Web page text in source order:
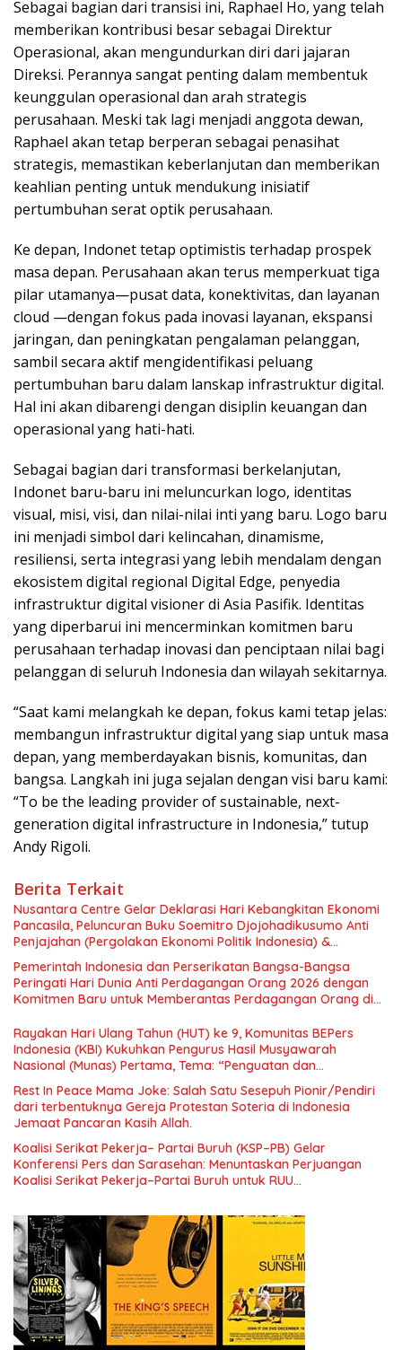
Sebagai bagian dari transisi ini, Raphael Ho, yang telah
memberikan kontribusi besar sebagai Direktur
Operasional, akan mengundurkan diri dari jajaran
Direksi. Perannya sangat penting dalam membentuk
keunggulan operasional dan arah strategis
perusahaan. Meski tak lagi menjadi anggota dewan,
Raphael akan tetap berperan sebagai penasihat
strategis, memastikan keberlanjutan dan memberikan
keahlian penting untuk mendukung inisiatif
pertumbuhan serat optik perusahaan.
Ke depan, Indonet tetap optimistis terhadap prospek
masa depan. Perusahaan akan terus memperkuat tiga
pilar utamanya—pusat data, konektivitas, dan layanan
cloud —dengan fokus pada inovasi layanan, ekspansi
jaringan, dan peningkatan pengalaman pelanggan,
sambil secara aktif mengidentifikasi peluang
pertumbuhan baru dalam lanskap infrastruktur digital.
Hal ini akan dibarengi dengan disiplin keuangan dan
operasional yang hati-hati.
Sebagai bagian dari transformasi berkelanjutan,
Indonet baru-baru ini meluncurkan logo, identitas
visual, misi, visi, dan nilai-nilai inti yang baru. Logo baru
ini menjadi simbol dari kelincahan, dinamisme,
resiliensi, serta integrasi yang lebih mendalam dengan
ekosistem digital regional Digital Edge, penyedia
infrastruktur digital visioner di Asia Pasifik. Identitas
yang diperbarui ini mencerminkan komitmen baru
perusahaan terhadap inovasi dan penciptaan nilai bagi
pelanggan di seluruh Indonesia dan wilayah sekitarnya.
“Saat kami melangkah ke depan, fokus kami tetap jelas:
membangun infrastruktur digital yang siap untuk masa
depan, yang memberdayakan bisnis, komunitas, dan
bangsa. Langkah ini juga sejalan dengan visi baru kami:
“To be the leading provider of sustainable, next-
generation digital infrastructure in Indonesia,” tutup
Andy Rigoli.
Berita Terkait
Nusantara Centre Gelar Deklarasi Hari Kebangkitan Ekonomi
Pancasila, Peluncuran Buku Soemitro Djojohadikusumo Anti
Penjajahan (Pergolakan Ekonomi Politik Indonesia) &
Simposium Nasional “Urgensi Undang-Undang Perekonomian
Nasional dan Kesejahteraan Sosial dalam Menata Bangsa
Menuju Indonesia Emas 2045”,
Pemerintah Indonesia dan Perserikatan Bangsa-Bangsa
Peringati Hari Dunia Anti Perdagangan Orang 2026 dengan
Komitmen Baru untuk Memberantas Perdagangan Orang di
Rayakan Hari Ulang Tahun (HUT) ke 9, Komunitas BEPers
Indonesia (KBI) Kukuhkan Pengurus Hasil Musyawarah
Nasional (Munas) Pertama, Tema: “Penguatan dan
Pengembangan Organisasi KBI yang Berbasis Riset di seluruh
Indonesia dan Mancanegara”.
Rest In Peace Mama Joke: Salah Satu Sesepuh Pionir/Pendiri
dari terbentuknya Gereja Protestan Soteria di Indonesia
Jemaat Pancaran Kasih Allah.
Koalisi Serikat Pekerja– Partai Buruh (KSP–PB) Gelar
Konferensi Pers dan Sarasehan: Menuntaskan Perjuangan
Koalisi Serikat Pekerja–Partai Buruh untuk RUU